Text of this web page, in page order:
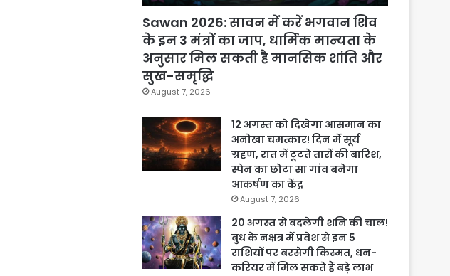
Sawan 2026: सावन में करें भगवान शिव
के इन 3 मंत्रों का जाप, धार्मिक मान्यता के
अनुसार मिल सकती है मानसिक शांति और
सुख-समृद्धि
August 7, 2026
12 अगस्त को दिखेगा आसमान का
अनोखा चमत्कार! दिन में सूर्य
ग्रहण, रात में टूटते तारों की बारिश,
स्पेन का छोटा सा गांव बनेगा
आकर्षण का केंद्र
August 7, 2026
20 अगस्त से बदलेगी शनि की चाल!
बुध के नक्षत्र में प्रवेश से इन 5
राशियों पर बरसेगी किस्मत, धन-
करियर में मिल सकते हैं बड़े लाभ